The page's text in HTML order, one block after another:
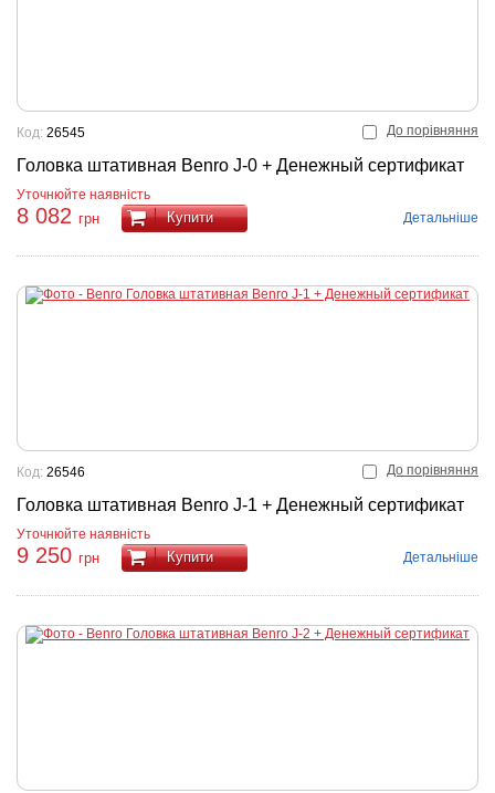
До порівняння
Головка штативная Benro J-0 + Денежный сертификат
Код: 26545
Уточнюйте наявність
8 082 грн Купити Детальніше
До порівняння
Головка штативная Benro J-1 + Денежный сертификат
Код: 26546
Уточнюйте наявність
9 250 грн Купити Детальніше